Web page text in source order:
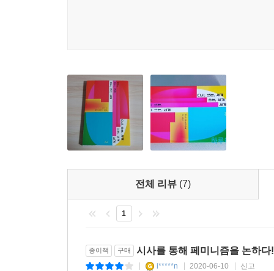
무엇보다 ‘성소수자 혐오’는 지금 이 순간에도
가명으로 알려졌다)가 트랜스젠더 여성이라는
자신의 입학 문제를 둘러싸고 거센 논란이 일자
트랜스젠더 차별을 정당화했다는 비판이 제기되고
성소수자에 대한 차별과 공격은 한국사회 안에서
차별 행각을 시전한다. 이들은 정치적 영향력
지지하지 않는다”는 기묘한 언설을 이끌어내기
간극을 어떻게 이해할 수 있을까? 대통령이 되기
보수 기독교의 정치적 영향력을 지나치게 의식
보느라 ‘누구나 차별받지 않고 살아갈’ 평등한 권
전체 리뷰 (7)
1
종이책 구매 시사를 통해 페미니즘을 논하다!
i*****n 2020-06-10 신고